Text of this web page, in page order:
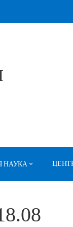
НАУКА